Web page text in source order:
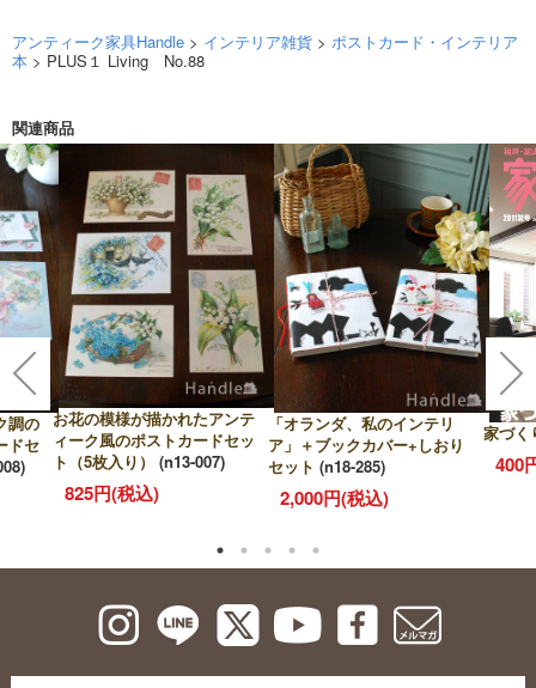
アンティーク家具Handle > インテリア雑貨 > ポストカード・インテリア
本 > PLUS１ Living No.88
関連商品
調の
ドセ
お花の模様が描かれたアンテ
ィーク風のポストカードセッ
ト（5枚入り）
(n13-007)
825円(税込)
「オランダ、私のインテリ
ア」＋ブックカバー+しおり
セット (n18-285)
2,000円(税込)
家づく
400